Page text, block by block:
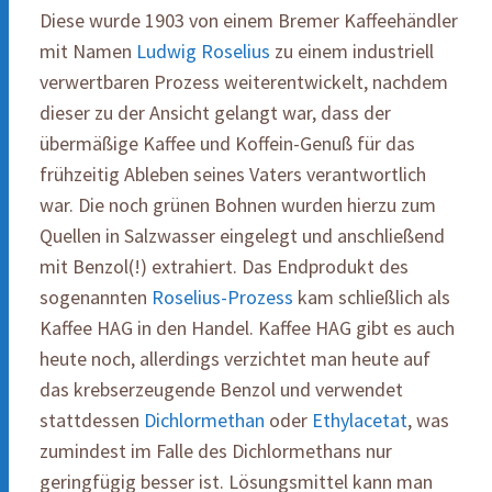
Diese wurde 1903 von einem Bremer Kaffeehändler
mit Namen Ludwig Roselius zu einem industriell
verwertbaren Prozess weiterentwickelt, nachdem
dieser zu der Ansicht gelangt war, dass der
übermäßige Kaffee und Koffein-Genuß für das
frühzeitig Ableben seines Vaters verantwortlich
war. Die noch grünen Bohnen wurden hierzu zum
Quellen in Salzwasser eingelegt und anschließend
mit Benzol(!) extrahiert. Das Endprodukt des
sogenannten Roselius-Prozess kam schließlich als
Kaffee HAG in den Handel. Kaffee HAG gibt es auch
heute noch, allerdings verzichtet man heute auf
das krebserzeugende Benzol und verwendet
stattdessen Dichlormethan oder Ethylacetat, was
zumindest im Falle des Dichlormethans nur
geringfügig besser ist. Lösungsmittel kann man